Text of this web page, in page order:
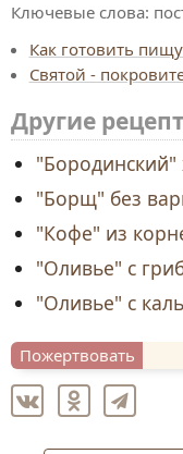
Ключевые слова:
Как готовить
Святой -
Другие
"Бородинский"
"Борщ" без
"Кофе" из
"Оливье" с
"Оливье" с
Пожертвовать